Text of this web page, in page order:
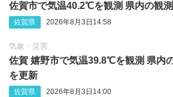
佐賀市で気温40.2℃を観測 県内の観
佐賀県 2026年8月3日14:58
気象・災害
佐賀 嬉野市で気温39.8℃を観測 県内
を更新
佐賀県 2026年8月3日14:00